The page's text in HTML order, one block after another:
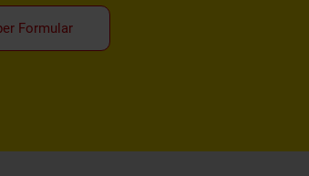
Formular